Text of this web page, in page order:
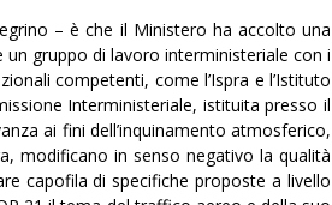
– è che il Ministero ha accolto una
un gruppo di lavoro interministeriale con i
competenti, come l’Ispra e l’Istituto
Interministeriale, istituita presso il
ai fini dell’inquinamento atmosferico,
modificano in senso negativo la qualità
capofila di specifiche proposte a livello